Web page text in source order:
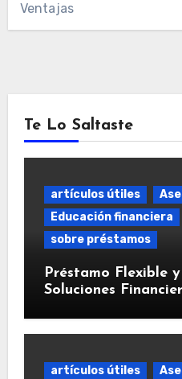
Ventajas
Te Lo Saltaste
artículos útiles
Educación financiera
sobre préstamos
Préstamo Flexible
Soluciones
artículos útiles